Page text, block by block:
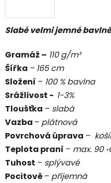
Slabé velmi jemné
Gramáž – 110 g/m²
Šířka – 165 cm
Složení – 100 % bavlna
Srážlivost - 1-3%
Tloušťka – slabá
Vazba – plátnová
Povrchová úprava –
Teplota praní – max. 90 ॰
Tuhost – splývavé
Pocitově – příjemná